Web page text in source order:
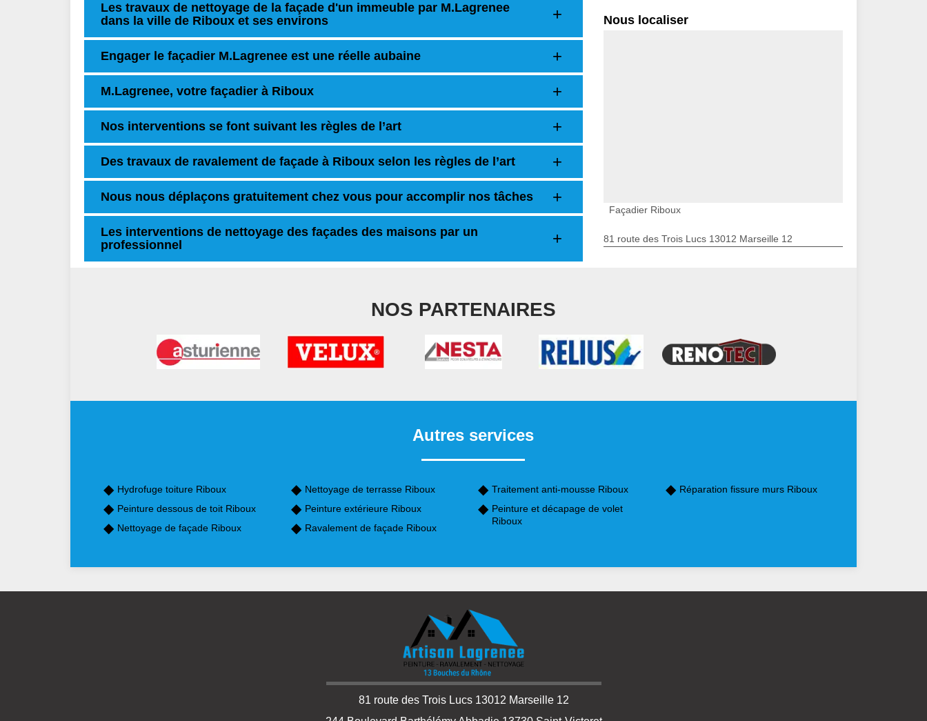
Les travaux de nettoyage de la façade d'un immeuble par M.Lagrenee
dans la ville de Riboux et ses environs
Engager le façadier M.Lagrenee est une réelle aubaine
M.Lagrenee, votre façadier à Riboux
Nos interventions se font suivant les règles de l’art
Des travaux de ravalement de façade à Riboux selon les règles de l’art
Nous nous déplaçons gratuitement chez vous pour accomplir nos tâches
Les interventions de nettoyage des façades des maisons par un
professionnel
Nous localiser
Façadier Riboux
81 route des Trois Lucs 13012 Marseille 12
NOS PARTENAIRES
Autres services
Hydrofuge toiture Riboux
Peinture dessous de toit Riboux
Nettoyage de façade Riboux
Nettoyage de terrasse Riboux
Peinture extérieure Riboux
Ravalement de façade Riboux
Traitement anti-mousse Riboux
Peinture et décapage de volet
Riboux
Réparation fissure murs Riboux
81 route des Trois Lucs 13012 Marseille 12